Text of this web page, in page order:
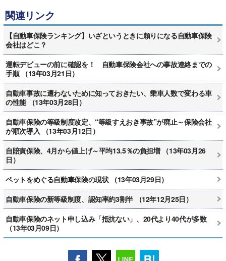
関連リンク
【自動車保険ランキング】いざというときに頼りになる自動車保険
会社はどこ？
運転デビューの前に確認を！ 自動車保険会社への事故連絡までの
手順 （13年03月21日）
自動車事故に遭わないために知っておきたい、乗車人数で変わる車
の性能 （13年03月28日）
自動車保険の等級制度改定、“等級すえおき事故”が廃止～保険会社
が順次導入 （13年03月12日）
自賠責保険、4月から値上げ～平均13.5％の負担増 （13年03月26
日）
ペットをめぐる自動車保険の現状 （13年03月29日）
自動車保険の新等級制度、認知率約3割半 （12年12月25日）
自動車保険のネット申し込み「抵抗ない」、20代より40代が多数
（13年03月09日）